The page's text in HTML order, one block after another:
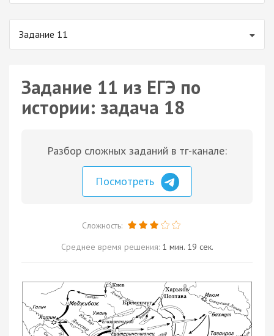
Задание 11
Задание 11 из ЕГЭ по
истории: задача 18
Разбор сложных заданий в тг-канале:
Посмотреть
Сложность:
Среднее время решения: 1 мин. 19 сек.